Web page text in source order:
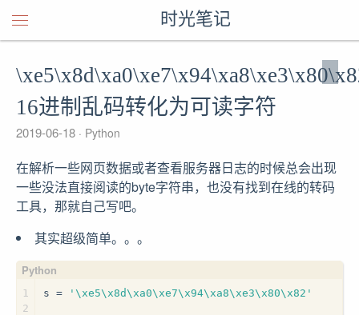
时光笔记
16进制乱码转化为可读字符
2019-06-18 Python
在解析一些网页数据或者查看服务器日志的时候总会出现
一些没法直接阅读的byte字符串，也没有找到在线的转码
工具，那就自己写吧。
其实超级简单。。。
1
2
s = '\xe5\x8d\xa0\xe7\x94\xa8\xe3\x80\x82'